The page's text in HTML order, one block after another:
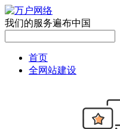
我们的服务遍布中国
首页
全网站建设